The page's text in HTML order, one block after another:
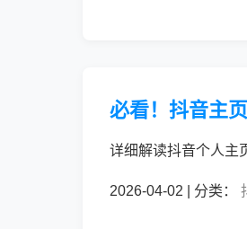
必看！抖音主
详细解读抖音个人主
2026-04-02 | 分类：